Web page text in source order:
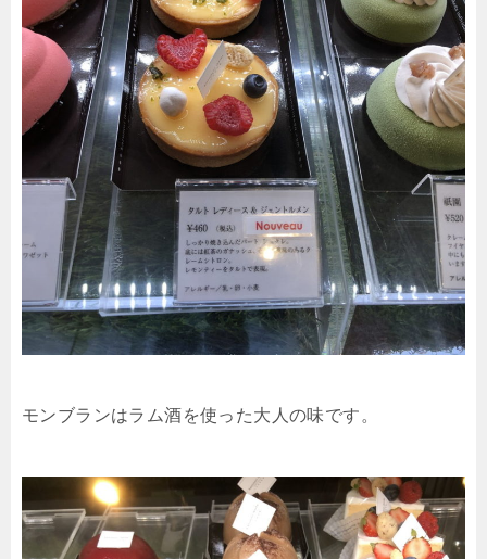
モンブランはラム酒を使った大人の味です。